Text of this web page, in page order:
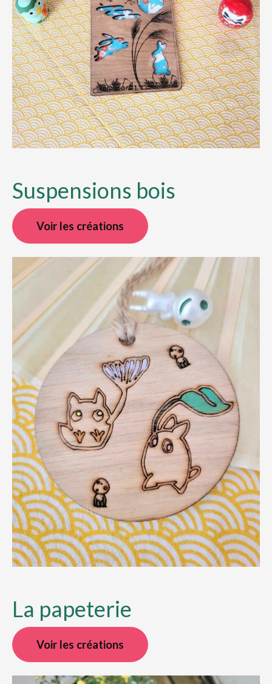
Suspensions bois
Voir les créations
La papeterie
Voir les créations